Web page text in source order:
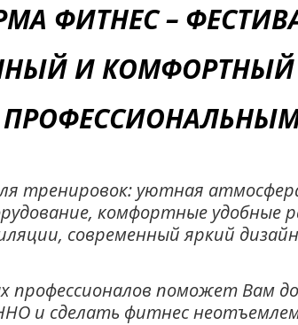
ФИТНЕС –
И КОМФОРТНЫЙ
тренировок: уютная
комфортные удобные
современный яркий
профессионалов поможет Вам
и сделать фитнес